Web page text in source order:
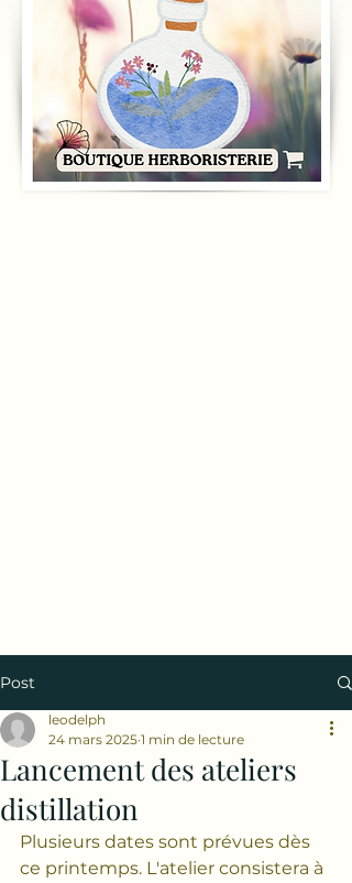
Post
Lancement des ateliers
distillation
leodelph
24 mars 2025 1 min de lecture
Plusieurs dates sont prévues dès
ce printemps. L'atelier consistera à